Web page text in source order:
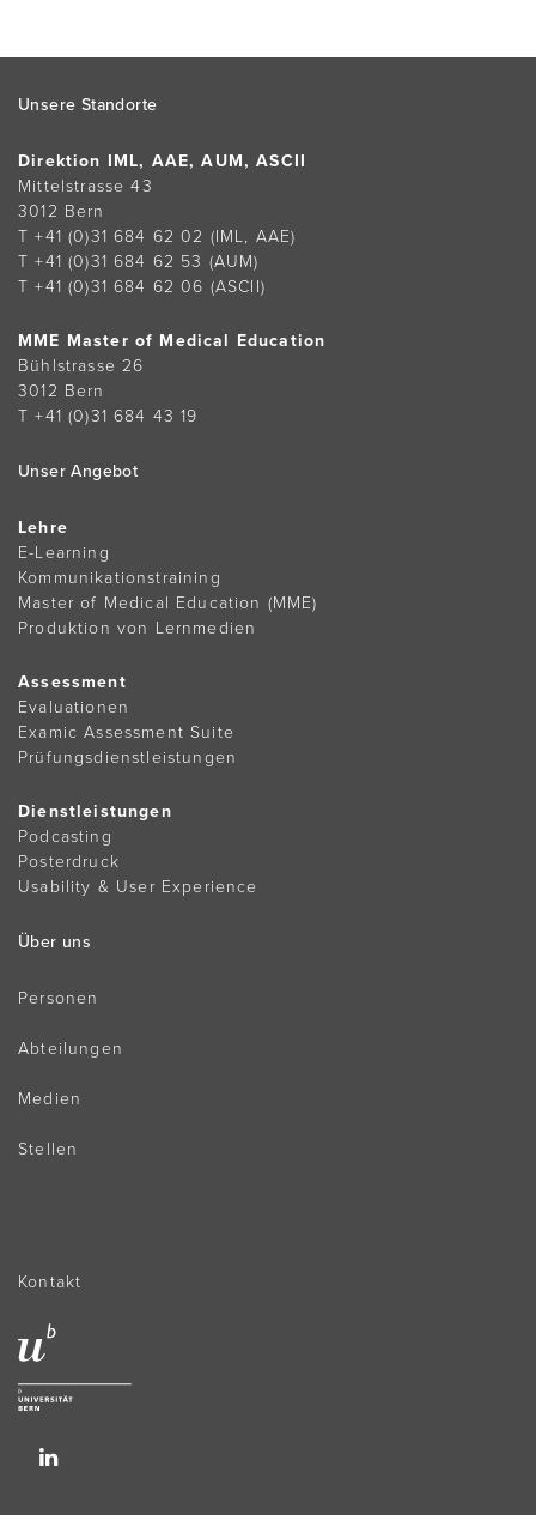
Footer
Unsere Standorte
Direktion IML, AAE, AUM, ASCII
Mittelstrasse 43
3012 Bern
T +41 (0)31 684 62 02 (IML, AAE)
T +41 (0)31 684 62 53 (AUM)
T +41 (0)31 684 62 06 (ASCII)
MME Master of Medical Education
Bühlstrasse 26
3012 Bern
T +41 (0)31 684 43 19
Unser Angebot
Lehre
E-Learning
Kommunikationstraining
Master of Medical Education (MME)
Produktion von Lernmedien
Assessment
Evaluationen
Examic Assessment Suite
Prüfungsdienstleistungen
Dienstleistungen
Podcasting
Posterdruck
Usability & User Experience
Über uns
Personen
Abteilungen
Medien
Stellen
Kontakt